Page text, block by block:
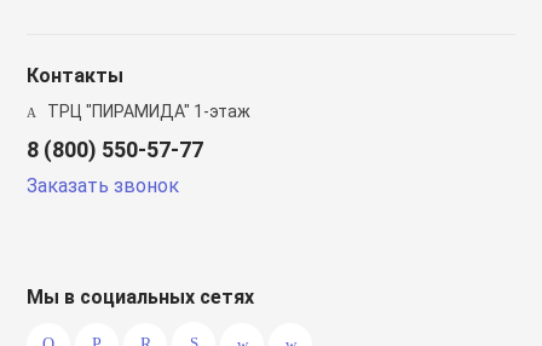
Контакты
ТРЦ "ПИРАМИДА" 1-этаж
8 (800) 550-57-77
Заказать звонок
Мы в социальных сетях